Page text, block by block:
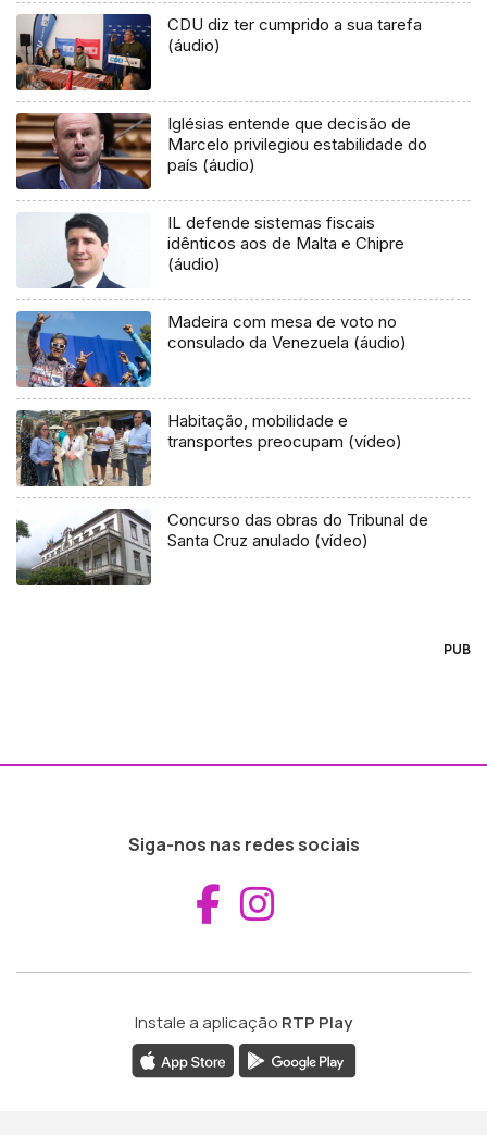
CDU diz ter cumprido a sua tarefa
(áudio)
Iglésias entende que decisão de
Marcelo privilegiou estabilidade do
país (áudio)
IL defende sistemas fiscais
idênticos aos de Malta e Chipre
(áudio)
Madeira com mesa de voto no
consulado da Venezuela (áudio)
Habitação, mobilidade e
transportes preocupam (vídeo)
Concurso das obras do Tribunal de
Santa Cruz anulado (vídeo)
PUB
Siga-nos nas redes sociais
Aceder ao
Instale a aplicação RTP Play